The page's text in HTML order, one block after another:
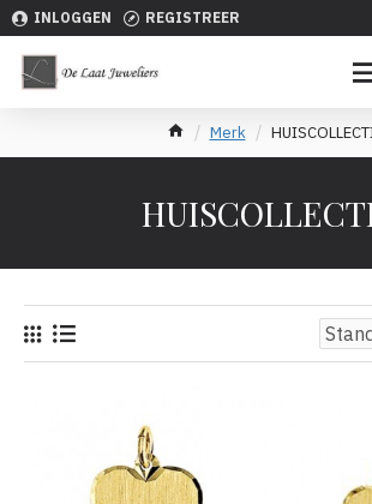
INLOGGEN REGISTREER
Merk